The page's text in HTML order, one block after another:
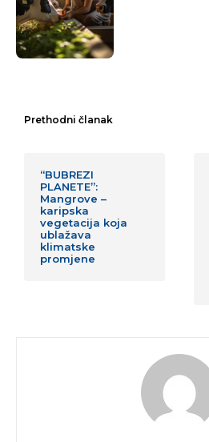
Prethodni članak
“BUBREZI
PLANETE”:
Mangrove –
karipska
vegetacija koja
ublažava
klimatske
promjene